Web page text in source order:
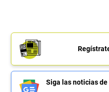
Siga las noticias de